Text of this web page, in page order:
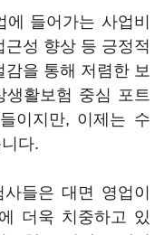
들어가는 사업비
성 향상 등 긍정적
감을 통해 저렴한 보
생활보험 중심 포트
이지만, 이제는 수
다.
들은 대면 영업이
더욱 치중하고 있